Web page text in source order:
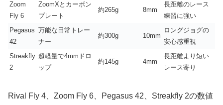
Zoom
Fly 6
ZoomXとカーボン
プレート
約265g 8mm
長距離のレース
練習に強い
Pegasus
42
万能な日常トレー
ナー
約300g 10mm
ロングジョグの
安心感重視
Streakfly
2
超軽量で4mmドロ
ップ
約145g 4mm
長距離より短い
レース寄り
Rival Fly 4、Zoom Fly 6、Pegasus 42、Streakfly 2の数値